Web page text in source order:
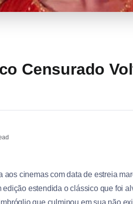
Censurado
aos cinemas com data de estreia
estendida o clássico que foi